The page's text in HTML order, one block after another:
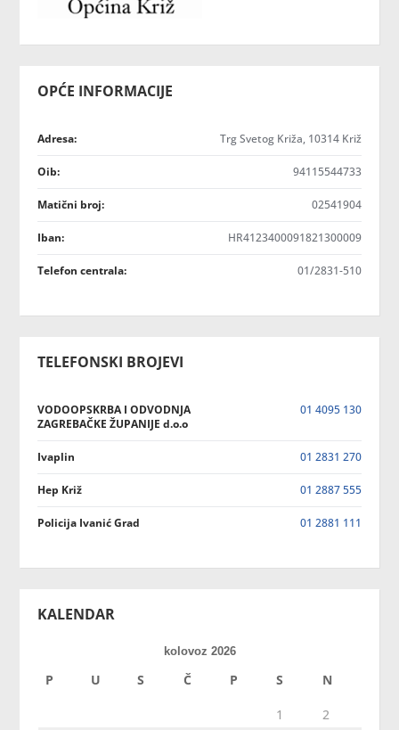
OPĆE INFORMACIJE
Adresa: Trg Svetog Križa, 10314 Križ
Oib: 94115544733
Matični broj: 02541904
Iban: HR4123400091821300009
Telefon centrala: 01/2831-510
TELEFONSKI BROJEVI
VODOOPSKRBA I ODVODNJA
ZAGREBAČKE ŽUPANIJE d.o.o
01 4095 130
Ivaplin 01 2831 270
Hep Križ 01 2887 555
Policija Ivanić Grad 01 2881 111
KALENDAR
kolovoz 2026
P U S Č P S N
1
2